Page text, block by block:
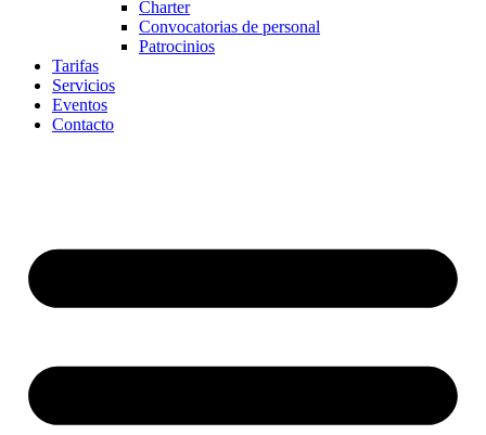
Charter
Convocatorias de personal
Patrocinios
Tarifas
Servicios
Eventos
Contacto